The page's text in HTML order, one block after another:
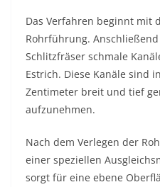
Das Verfahren beginnt mit
Rohrführung.
Schlitzfräser schmale
Estrich. Diese Kanäle sind
Zentimeter breit und tief
aufzunehmen.
Nach dem Verlegen der
einer speziellen
sorgt für eine ebene